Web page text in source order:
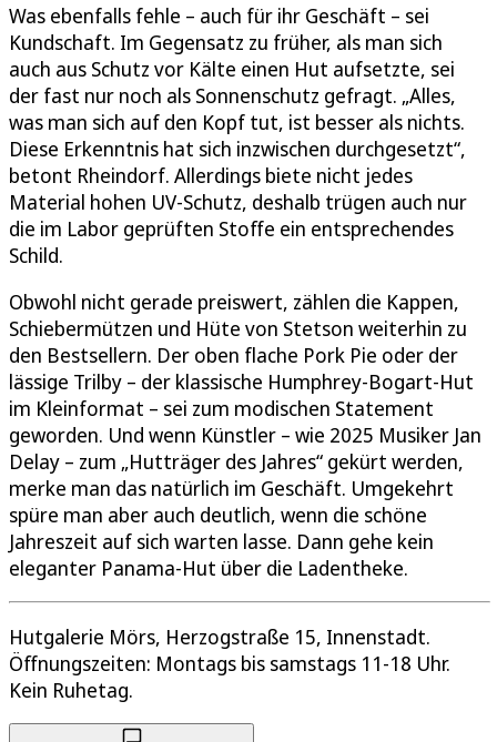
Was ebenfalls fehle – auch für ihr Geschäft – sei
Kundschaft. Im Gegensatz zu früher, als man sich
auch aus Schutz vor Kälte einen Hut aufsetzte, sei
der fast nur noch als Sonnenschutz gefragt. „Alles,
was man sich auf den Kopf tut, ist besser als nichts.
Diese Erkenntnis hat sich inzwischen durchgesetzt“,
betont Rheindorf. Allerdings biete nicht jedes
Material hohen UV-Schutz, deshalb trügen auch nur
die im Labor geprüften Stoffe ein entsprechendes
Schild.
Obwohl nicht gerade preiswert, zählen die Kappen,
Schiebermützen und Hüte von Stetson weiterhin zu
den Bestsellern. Der oben flache Pork Pie oder der
lässige Trilby – der klassische Humphrey-Bogart-Hut
im Kleinformat – sei zum modischen Statement
geworden. Und wenn Künstler – wie 2025 Musiker Jan
Delay – zum „Hutträger des Jahres“ gekürt werden,
merke man das natürlich im Geschäft. Umgekehrt
spüre man aber auch deutlich, wenn die schöne
Jahreszeit auf sich warten lasse. Dann gehe kein
eleganter Panama-Hut über die Ladentheke.
Hutgalerie Mörs, Herzogstraße 15, Innenstadt.
Öffnungszeiten: Montags bis samstags 11-18 Uhr.
Kein Ruhetag.